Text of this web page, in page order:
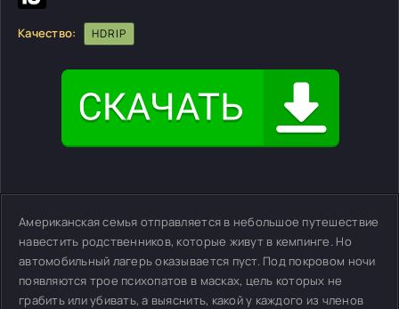
Качество: HDRIP
Американская семья отправляется в небольшое путешествие
навестить родственников, которые живут в кемпинге. Но
автомобильный лагерь оказывается пуст. Под покровом ночи
появляются трое психопатов в масках, цель которых не
грабить или убивать, а выяснить, какой у каждого из членов